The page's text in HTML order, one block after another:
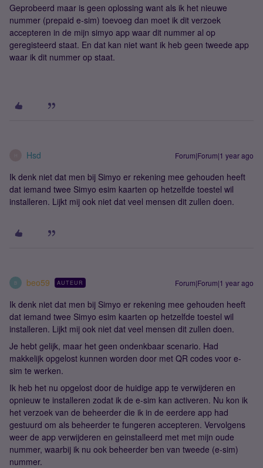
Geprobeerd maar is geen oplossing want als ik het nieuwe
nummer (prepaid e-sim) toevoeg dan moet ik dit verzoek
accepteren in de mijn simyo app waar dit nummer al op
geregisteerd staat. En dat kan niet want ik heb geen tweede app
waar ik dit nummer op staat.
Hsd Forum|Forum|1 year ago
Ik denk niet dat men bij Simyo er rekening mee gehouden heeft
dat iemand twee Simyo esim kaarten op hetzelfde toestel wil
installeren. Lijkt mij ook niet dat veel mensen dit zullen doen.
B beo59 AUTEUR Forum|Forum|1 year ago
Ik denk niet dat men bij Simyo er rekening mee gehouden heeft
dat iemand twee Simyo esim kaarten op hetzelfde toestel wil
installeren. Lijkt mij ook niet dat veel mensen dit zullen doen.
Je hebt gelijk, maar het geen ondenkbaar scenario. Had
makkelijk opgelost kunnen worden door met QR codes voor e-
sim te werken.
Ik heb het nu opgelost door de huidige app te verwijderen en
opnieuw te installeren zodat ik de e-sim kan activeren. Nu kon ik
het verzoek van de beheerder die ik in de eerdere app had
gestuurd om als beheerder te fungeren accepteren. Vervolgens
weer de app verwijderen en geinstalleerd met met mijn oude
nummer, waarbij ik nu ook beheerder ben van tweede (e-sim)
nummer.